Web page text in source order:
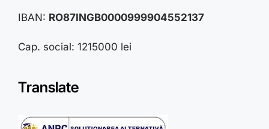
IBAN: RO87INGB0000999904552137
Cap. social: 1215000 lei
Translate